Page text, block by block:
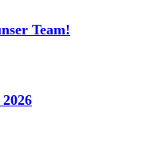
Team!